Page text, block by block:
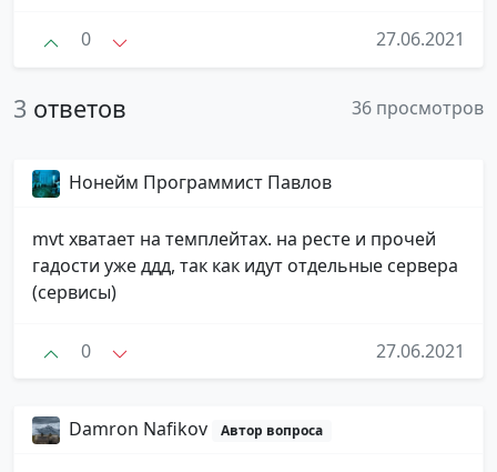
0 27.06.2021
3 ответов 36 просмотров
Нонейм Программист Павлов
mvt хватает на темплейтах. на ресте и прочей
гадости уже ддд, так как идут отдельные сервера
(сервисы)
0 27.06.2021
Damron Nafikov Автор вопроса